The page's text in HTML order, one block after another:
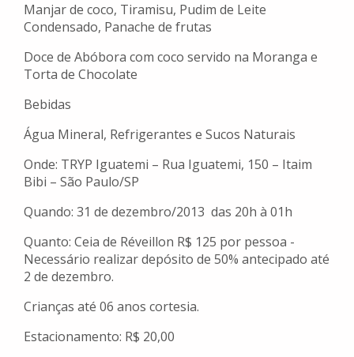
Manjar de coco, Tiramisu, Pudim de Leite
Condensado, Panache de frutas
Doce de Abóbora com coco servido na Moranga e
Torta de Chocolate
Bebidas
Água Mineral, Refrigerantes e Sucos Naturais
Onde: TRYP Iguatemi – Rua Iguatemi, 150 – Itaim
Bibi – São Paulo/SP
Quando: 31 de dezembro/2013 das 20h à 01h
Quanto: Ceia de Réveillon R$ 125 por pessoa -
Necessário realizar depósito de 50% antecipado até
2 de dezembro.
Crianças até 06 anos cortesia.
Estacionamento: R$ 20,00